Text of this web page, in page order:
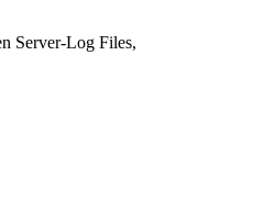
Server-Log Files,